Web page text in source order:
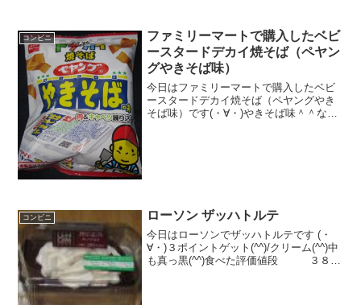
ネクタイの探し方や、売ってない時の対
処法も紹介します。
コンビニ
ファミリーマートで購入したベビ
ースタードデカイ焼そば（ペヤン
グやきそば味）
今日はファミリーマートで購入したベビ
ースタードデカイ焼そば（ペヤングやき
そば味）です(・∀・)やきそば味＾＾なん
コンビニ ローソン ザッハトルテ
今日はローソンでザッハトルテです (・
∀・)３ポイントゲット(^^)/クリーム(^^)中
も真っ黒(^^)食べた評価値段 ３８０